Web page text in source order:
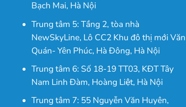
Bạch Mai, Hà Nội
Trung tâm 5: Tầng 2, tòa nhà
NewSkyLine, Lô CC2 Khu đô thị mới Văn
Quán- Yên Phúc, Hà Đông, Hà Nội
Trung tâm 6: Số 18-19 TT03, KĐT Tây
Nam Linh Đàm, Hoàng Liệt, Hà Nội
Trung tâm 7: 55 Nguyễn Văn Huyên,